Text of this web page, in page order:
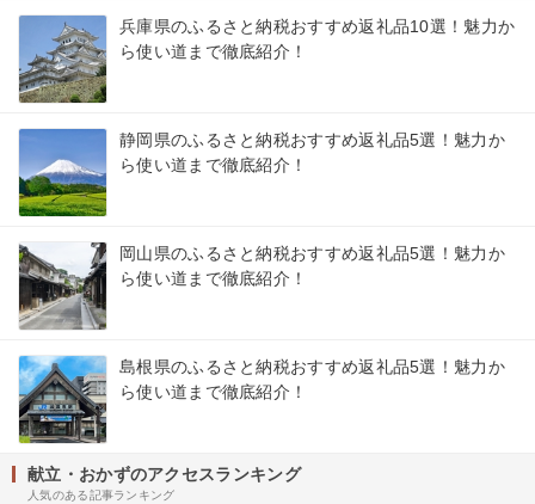
兵庫県のふるさと納税おすすめ返礼品10選！魅力か
ら使い道まで徹底紹介！
静岡県のふるさと納税おすすめ返礼品5選！魅力か
ら使い道まで徹底紹介！
岡山県のふるさと納税おすすめ返礼品5選！魅力か
ら使い道まで徹底紹介！
島根県のふるさと納税おすすめ返礼品5選！魅力か
ら使い道まで徹底紹介！
献立・おかずのアクセスランキング
人気のある記事ランキング